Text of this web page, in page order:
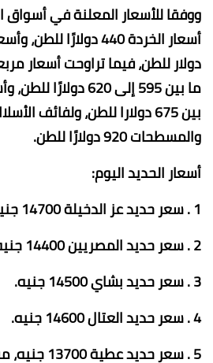
ووفقا للأسعار المعلنة في أسواق
دولار للطن، فيما تراوحت أسعار
ما بين 595 إلى 620
والمسطحات 920 دولارًا للطن.
أسعار الحديد اليوم:
1 . سعر حديد عز الدخيلة 14700 جنيه.
2 . سعر حديد المصريين 14400 جنيه.
3 . سعر حديد بشاي 14500 جنيه.
4 . سعر حديد العتال 14600 جنيه.
5 . سعر حديد عطية 13700 جنيه، مقابل 14300 الجمعة.